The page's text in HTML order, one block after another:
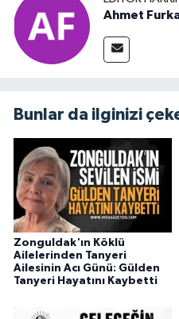
Ahmet
Bunlar da ilginizi
Zonguldak'ın Köklü
Ailelerinden Tanyeri
Ailesinin Acı Günü: Gülden
Tanyeri Hayatını Kaybetti